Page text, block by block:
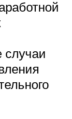
случаи